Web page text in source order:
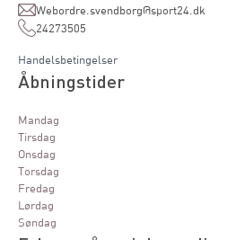
Webordre.svendborg@sport24.dk
24273505
Handelsbetingelser
Åbningstider
Mandag
Tirsdag
Onsdag
Torsdag
Fredag
Lørdag
Søndag